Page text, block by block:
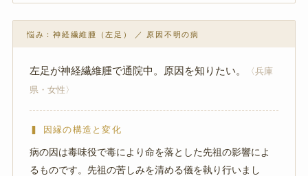
悩み：神経繊維腫（左足） ／ 原因不明の病
左足が神経繊維腫で通院中。原因を知りたい。
〈兵庫
県・女性〉
▍ 因縁の構造と変化
病の因は毒味役で毒により命を落とした先祖の影響によ
るものです。先祖の苦しみを清める儀を執り行いまし